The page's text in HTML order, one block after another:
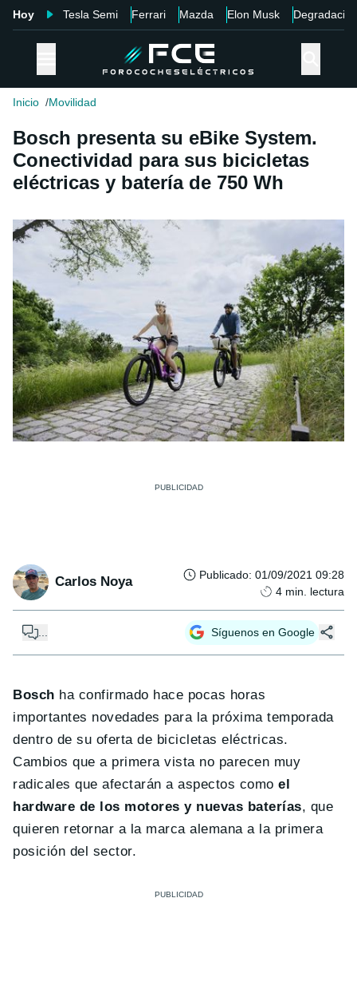
Hoy Tesla Semi Ferrari Mazda Elon Musk Degradación
Inicio Movilidad
Bosch presenta su eBike System.
Conectividad para sus bicicletas
eléctricas y batería de 750 Wh
Carlos Noya Publicado: 01/09/2021 09:28
4 min. lectura
Síguenos en Google
Bosch ha confirmado hace pocas horas
importantes novedades para la próxima temporada
dentro de su oferta de bicicletas eléctricas.
Cambios que a primera vista no parecen muy
radicales que afectarán a aspectos comoel
hardware de los motores y nuevas baterías, que
quieren retornar a la marca alemana a la primera
posición del sector.